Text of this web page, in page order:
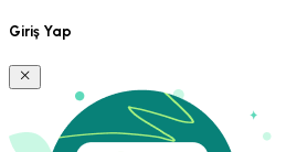
Giriş Yap